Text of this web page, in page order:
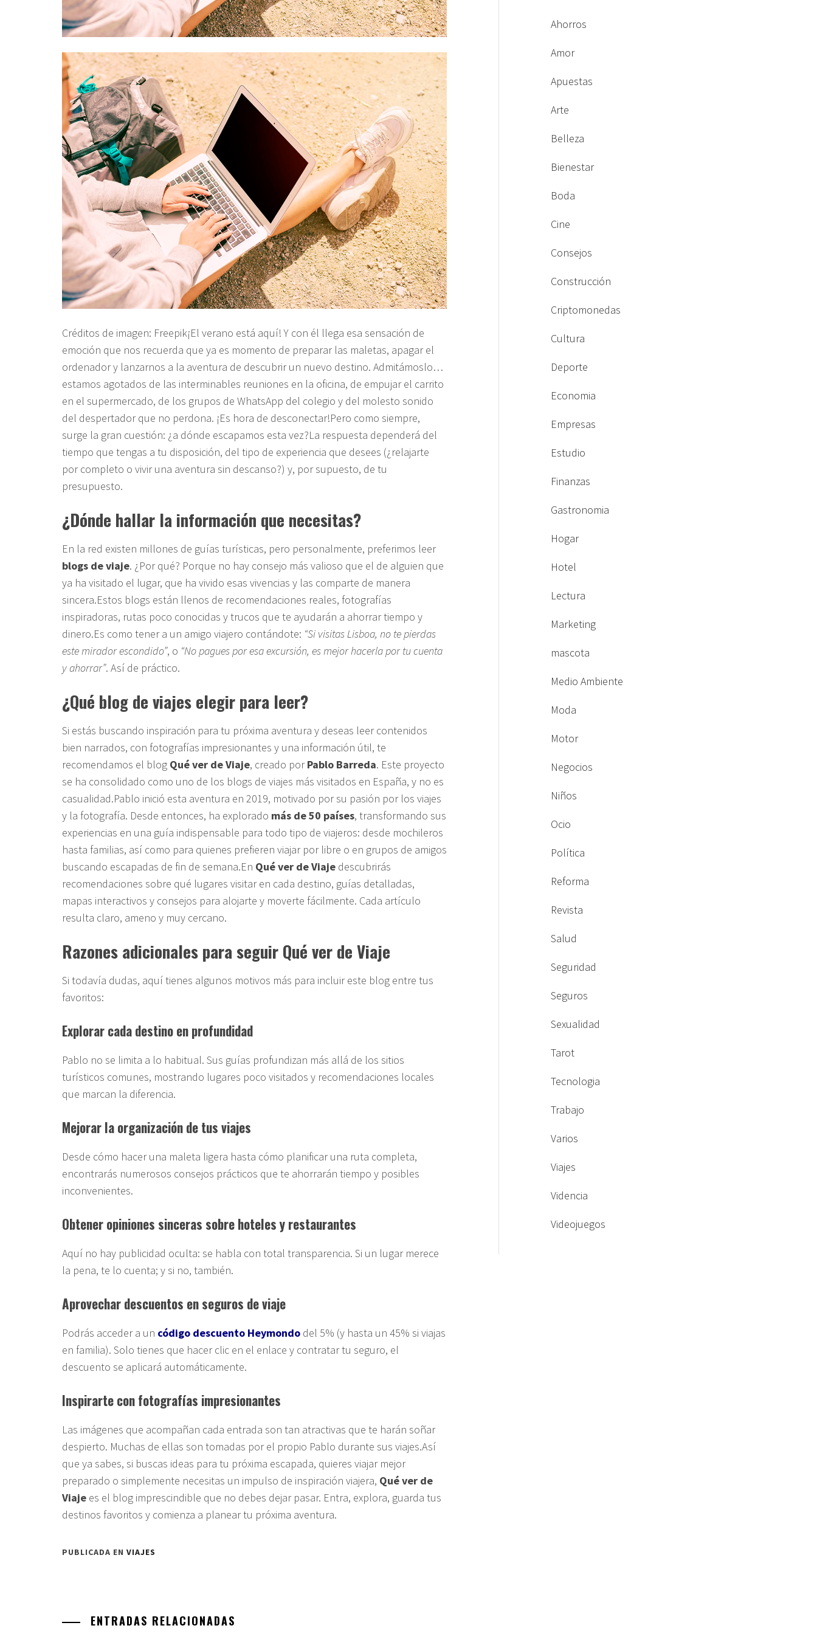
Créditos de imagen: Freepik¡El verano está aquí! Y con él llega esa sensación de
emoción que nos recuerda que ya es momento de preparar las maletas, apagar el
ordenador y lanzarnos a la aventura de descubrir un nuevo destino. Admitámoslo…
estamos agotados de las interminables reuniones en la oficina, de empujar el carrito
en el supermercado, de los grupos de WhatsApp del colegio y del molesto sonido
del despertador que no perdona. ¡Es hora de desconectar!Pero como siempre,
surge la gran cuestión: ¿a dónde escapamos esta vez?La respuesta dependerá del
tiempo que tengas a tu disposición, del tipo de experiencia que desees (¿relajarte
por completo o vivir una aventura sin descanso?) y, por supuesto, de tu
presupuesto.
¿Dónde hallar la información que necesitas?
En la red existen millones de guías turísticas, pero personalmente, preferimos leer
blogs de viaje. ¿Por qué? Porque no hay consejo más valioso que el de alguien que
ya ha visitado el lugar, que ha vivido esas vivencias y las comparte de manera
sincera.Estos blogs están llenos de recomendaciones reales, fotografías
inspiradoras, rutas poco conocidas y trucos que te ayudarán a ahorrar tiempo y
dinero.Es como tener a un amigo viajero contándote: “Si visitas Lisboa, no te pierdas
este mirador escondido”, o “No pagues por esa excursión, es mejor hacerla por tu cuenta
y ahorrar”. Así de práctico.
¿Qué blog de viajes elegir para leer?
Si estás buscando inspiración para tu próxima aventura y deseas leer contenidos
bien narrados, con fotografías impresionantes y una información útil, te
recomendamos el blog Qué ver de Viaje, creado porPablo Barreda. Este proyecto
se ha consolidado como uno de los blogs de viajes más visitados en España, y no es
casualidad.Pablo inició esta aventura en 2019, motivado por su pasión por los viajes
y la fotografía. Desde entonces, ha explorado más de 50 países, transformando sus
experiencias en una guía indispensable para todo tipo de viajeros: desde mochileros
hasta familias, así como para quienes prefieren viajar por libre o en grupos de amigos
buscando escapadas de fin de semana.En Qué ver de Viaje descubrirás
recomendaciones sobre qué lugares visitar en cada destino, guías detalladas,
mapas interactivos y consejos para alojarte y moverte fácilmente. Cada artículo
resulta claro, ameno y muy cercano.
Razones adicionales para seguir Qué ver de Viaje
Si todavía dudas, aquí tienes algunos motivos más para incluir este blog entre tus
favoritos:
Explorar cada destino en profundidad
Pablo no se limita a lo habitual. Sus guías profundizan más allá de los sitios
turísticos comunes, mostrando lugares poco visitados y recomendaciones locales
que marcan la diferencia.
Mejorar la organización de tus viajes
Desde cómo hacer una maleta ligera hasta cómo planificar una ruta completa,
encontrarás numerosos consejos prácticos que te ahorrarán tiempo y posibles
inconvenientes.
Obtener opiniones sinceras sobre hoteles y restaurantes
Aquí no hay publicidad oculta: se habla con total transparencia. Si un lugar merece
la pena, te lo cuenta; y si no, también.
Aprovechar descuentos en seguros de viaje
Podrás acceder a un código descuento Heymondo del 5% (y hasta un 45% si viajas
en familia). Solo tienes que hacer clic en el enlace y contratar tu seguro, el
descuento se aplicará automáticamente.
Inspirarte con fotografías impresionantes
Las imágenes que acompañan cada entrada son tan atractivas que te harán soñar
despierto. Muchas de ellas son tomadas por el propio Pablo durante sus viajes.Así
que ya sabes, si buscas ideas para tu próxima escapada, quieres viajar mejor
preparado o simplemente necesitas un impulso de inspiración viajera, Qué ver de
Viaje es el blog imprescindible que no debes dejar pasar. Entra, explora, guarda tus
destinos favoritos y comienza a planear tu próxima aventura.
PUBLICADA EN VIAJES
ENTRADAS RELACIONADAS
Ahorros
Amor
Apuestas
Arte
Belleza
Bienestar
Boda
Cine
Consejos
Construcción
Criptomonedas
Cultura
Deporte
Economia
Empresas
Estudio
Finanzas
Gastronomia
Hogar
Hotel
Lectura
Marketing
mascota
Medio Ambiente
Moda
Motor
Negocios
Niños
Ocio
Política
Reforma
Revista
Salud
Seguridad
Seguros
Sexualidad
Tarot
Tecnologia
Trabajo
Varios
Viajes
Videncia
Videojuegos